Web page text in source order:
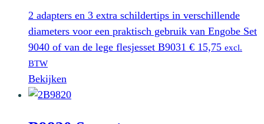
2 adapters en 3 extra schildertips in verschillende
diameters voor een praktisch gebruik van Engobe Set
9040 of van de lege flesjesset B9031 € 15,75 excl.
BTW
Bekijken